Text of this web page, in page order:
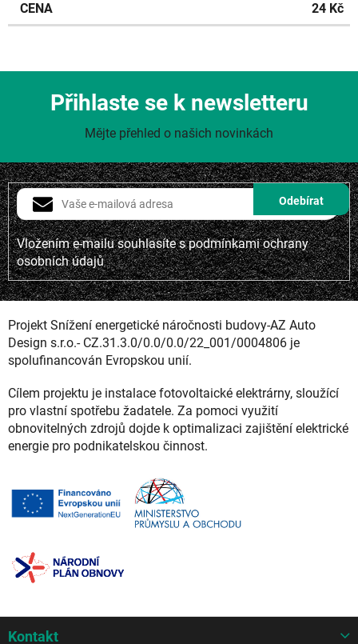
24 Kč
Vložením e-mailu souhlasíte spodmínkami ochrany
osobních údajů
Přihlaste se k newsletteru
Mějte přehled o našich novinkách
Projekt Snížení energetické náročnosti budovy-AZ Auto
Design s.r.o.- CZ.31.3.0/0.0/0.0/22_001/0004806 je
spolufinancován Evropskou unií.
Cílem projektu je instalace fotovoltaické elektrárny, sloužící
pro vlastní spotřebu žadatele. Za pomoci využití
obnovitelných zdrojů dojde k optimalizaci zajištění elektrické
energie pro podnikatelskou činnost.
Kontakt